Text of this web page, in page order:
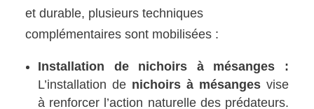
et durable, plusieurs techniques
complémentaires sont mobilisées :
Installation de nichoirs à mésanges :
L’installation de nichoirs à mésangesvise
à renforcer l’action naturelle des prédateurs.